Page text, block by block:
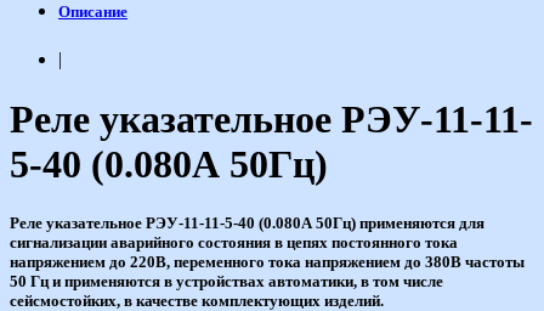
Описание
|
Реле указательное РЭУ-11-11-
5-40 (0.080А 50Гц)
Реле указательное РЭУ-11-11-5-40 (0.080А 50Гц) применяются для
сигнализации аварийного состояния в цепях постоянного тока
напряжением до 220В, переменного тока напряжением до 380В частоты
50 Гц и применяются в устройствах автоматики, в том числе
сейсмостойких, в качестве комплектующих изделий.